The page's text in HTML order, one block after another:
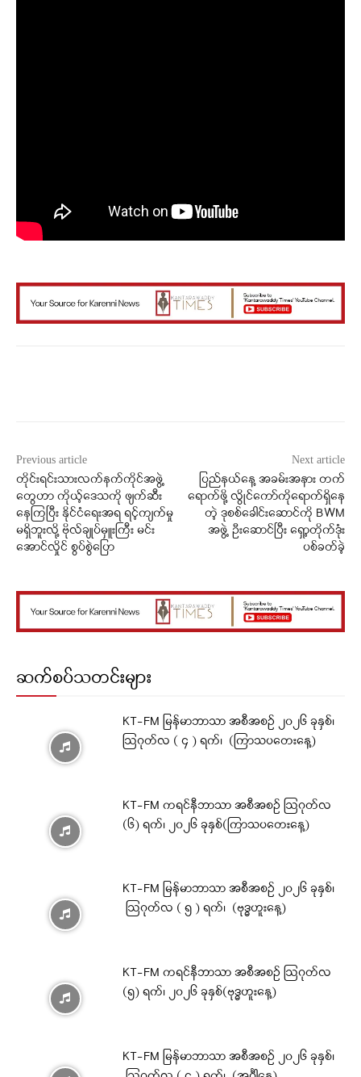
Previous article
တိုင်းရင်းသားလက်နက်ကိုင်အဖွဲ့
တွေဟာ ကိုယ့်ဒေသကို ဖျက်ဆီး
နေကြပြီး နိုင်ငံရေးအရ ရင့်ကျက်မှု
မရှိဘူးလို့ ဗိုလ်ချုပ်မှူးကြီး မင်း
အောင်လှိုင် စွပ်စွဲပြော
Next article
ပြည်နယ်နေ့ အခမ်းအနား တက်
ရောက်ဖို့ လွိုင်ကော်ကိုရောက်ရှိနေ
တဲ့ ဒုစစ်ခေါင်းဆောင်ကို BWM
အဖွဲ့ ဦးဆောင်ပြီး ရှော့တိုက်ဒုံး
ပစ်ခတ်ခဲ့
ဆက်စပ်သတင်းများ
KT-FM မြန်မာဘာသာ အစီအစဉ် ၂၀၂၆ ခုနှစ်၊
ဩဂုတ်လ ( ၄ ) ရက်၊ (ကြာသပတေးနေ့)
KT-FM ကရင်နီဘာသာ အစီအစဉ် ဩဂုတ်လ
(၆) ရက်၊ ၂၀၂၆ ခုနှစ်(ကြာသပတေးနေ့)
KT-FM မြန်မာဘာသာ အစီအစဉ် ၂၀၂၆ ခုနှစ်၊
ဩဂုတ်လ ( ၅ ) ရက်၊ (ဗုဒ္ဓဟူးနေ့)
KT-FM ကရင်နီဘာသာ အစီအစဉ် ဩဂုတ်လ
(၅) ရက်၊ ၂၀၂၆ ခုနှစ်(ဗုဒ္ဓဟူးနေ့)
KT-FM မြန်မာဘာသာ အစီအစဉ် ၂၀၂၆ ခုနှစ်၊